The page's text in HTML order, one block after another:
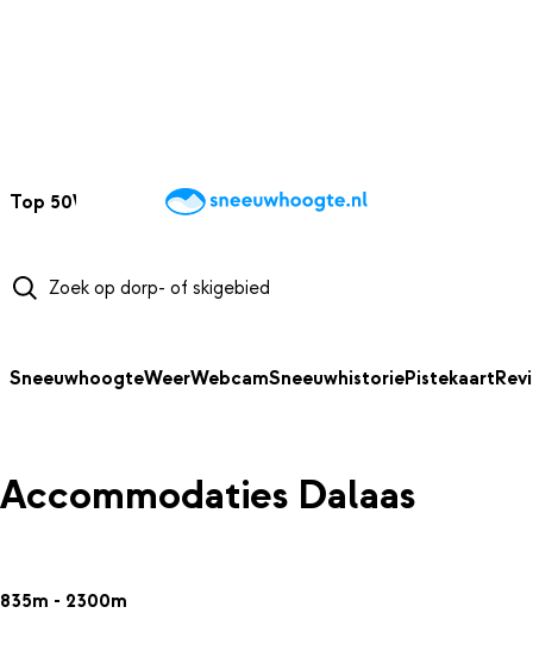
Top 50Webcams WintersportweerKaarten
SneeuwhoogteWeerWebcamSneeuwhistoriePistekaart
Accommodaties Dalaas
835m - 2300m